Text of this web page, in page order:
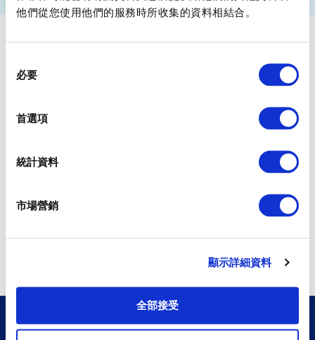
他們從您使用他們的服務時所收集的資料相結合。
必要
首選項
統計資料
市場營銷
顯示詳細資料
全部接受